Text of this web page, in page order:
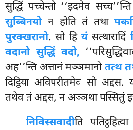
सुद्धिं पच्चेन्तो ‘‘इदमेव
सुब्बिनयोन होति तं तथा
पुरक्खरानो. सो हि यंसत्थारादिं
वदानो सुद्धिं वदो,
अह’’न्ति अत्तानं मञ्ञमानोतत्थ
दिट्ठिया अविपरीतमेव सो अद्दस.
तथेव तं अद्दस, न अञ्ञथा पस्सितुं
निविस्सवादीति